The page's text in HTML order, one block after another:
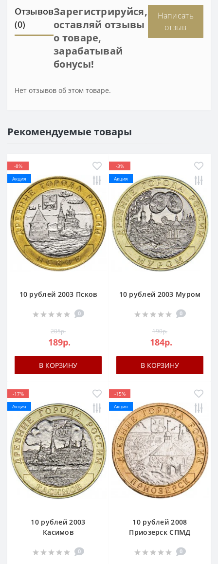
Отзывов
(0)
Зарегистрируйся,
оставляй отзывы
о товаре,
зарабатывай
бонусы!
Написать
отзыв
Нет отзывов об этом товаре.
Рекомендуемые товары
-8%
Акция
10 рублей 2003 Псков
0
205р.
189р.
В КОРЗИНУ
-3%
Акция
10 рублей 2003 Муром
0
190р.
184р.
В КОРЗИНУ
-17%
Акция
10 рублей 2003
Касимов
0
-15%
Акция
10 рублей 2008
Приозерск СПМД
0